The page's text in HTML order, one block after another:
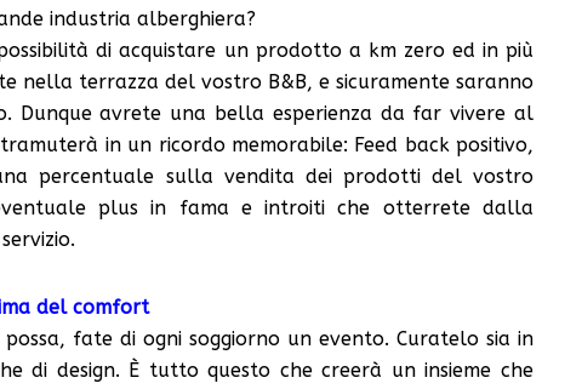
industria alberghiera?
di acquistare un prodotto a km zero ed in più
nella terrazza del vostro B&B, e sicuramente saranno
Dunque avrete una bella esperienza da far vivere al
in un ricordo memorabile: Feed back positivo,
percentuale sulla vendita dei prodotti del vostro
plus in fama e introiti che otterrete dalla
del comfort
fate di ogni soggiorno un evento. Curatelo sia in
di design. È tutto questo che creerà un insieme che